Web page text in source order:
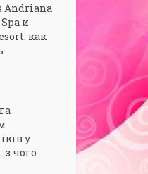
Andriana
и
как
у
з чого